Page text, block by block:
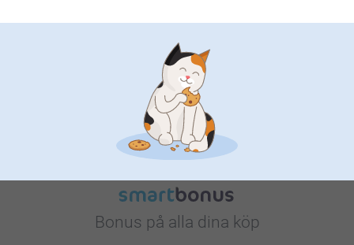
Nöjd kundgaranti
Bonus på alla dina köp